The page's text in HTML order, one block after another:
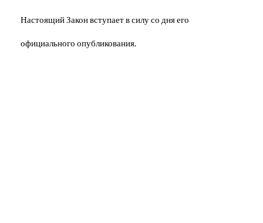
Настоящий Закон вступает в силу со дня его
официального опубликования.